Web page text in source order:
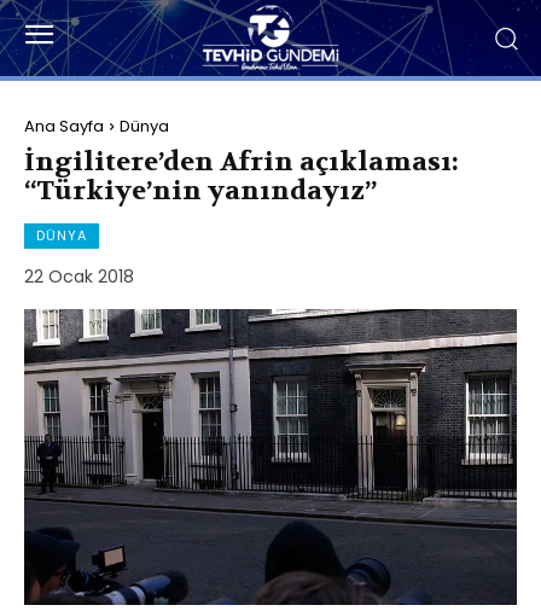
Ana Sayfa Dünya
İngilitere’den Afrin açıklaması:
“Türkiye’nin yanındayız”
DÜNYA
22 Ocak 2018